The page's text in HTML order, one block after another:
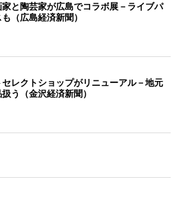
と陶芸家が広島でコラボ展－ライブパ
（広島経済新聞）
レクトショップがリニューアル－地元
う（金沢経済新聞）